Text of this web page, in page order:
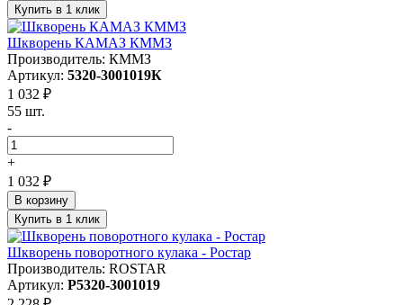
Купить в 1 клик
Шкворень КАМАЗ КММЗ
Производитель: КММЗ
Артикул: 5320-3001019К
1 032 ₽
55 шт.
-
+
1 032 ₽
В корзину
Купить в 1 клик
Шкворень поворотного кулака - Ростар
Производитель: ROSTAR
Артикул: Р5320-3001019